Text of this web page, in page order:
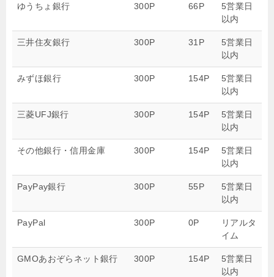
ゆうちょ銀行 300P 66P
5営業日
以内
三井住友銀行 300P 31P
5営業日
以内
みずほ銀行 300P 154P
5営業日
以内
三菱UFJ銀行 300P 154P
5営業日
以内
その他銀行・信用金庫 300P 154P
5営業日
以内
PayPay銀行 300P 55P
5営業日
以内
PayPal 300P 0P
リアルタ
イム
GMOあおぞらネット銀行 300P 154P
5営業日
以内